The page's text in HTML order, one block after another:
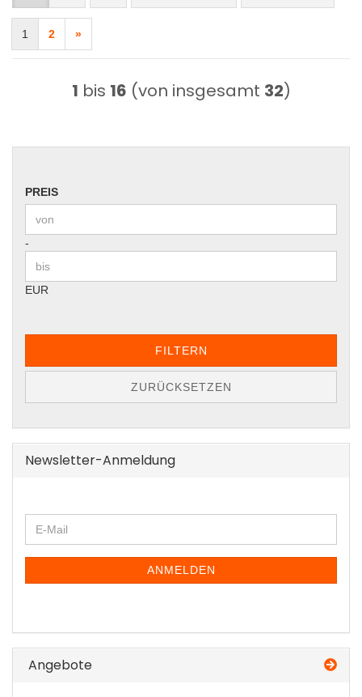
1 2 »
1 bis 16 (von insgesamt 32)
PREIS
PREIS
Preis bis
-
EUR
FILTERN
ZURÜCKSETZEN
Newsletter-Anmeldung
ZUR
E-
Mail
ANMELDEN
Angebote